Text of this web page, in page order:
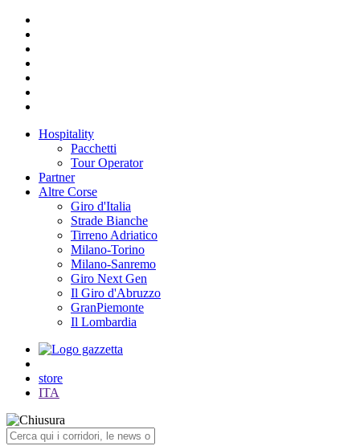
Hospitality
Pacchetti
Tour Operator
Partner
Altre Corse
Giro d'Italia
Strade Bianche
Tirreno Adriatico
Milano-Torino
Milano-Sanremo
Giro Next Gen
Il Giro d'Abruzzo
GranPiemonte
Il Lombardia
store
ITA